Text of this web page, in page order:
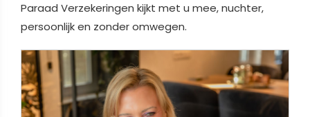
Paraad Verzekeringen kijkt met u mee, nuchter,
persoonlijk en zonder omwegen.